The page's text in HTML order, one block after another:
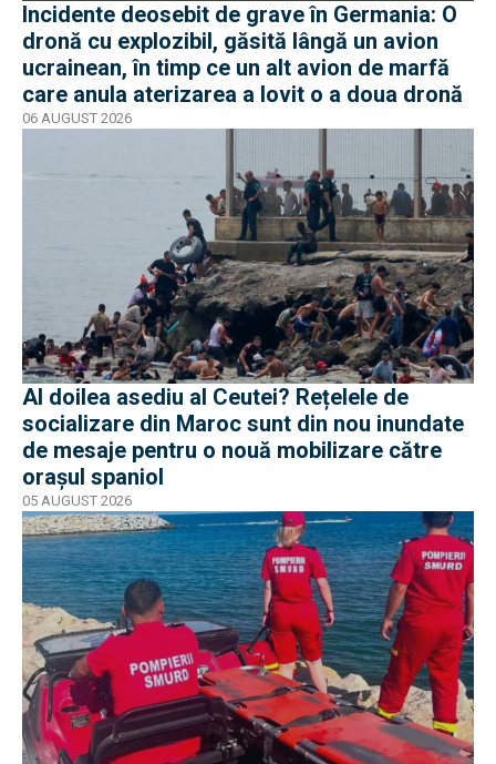
Incidente deosebit de grave în Germania: O
dronă cu explozibil, găsită lângă un avion
ucrainean, în timp ce un alt avion de marfă
care anula aterizarea a lovit o a doua dronă
06 AUGUST 2026
Al doilea asediu al Ceutei? Rețelele de
socializare din Maroc sunt din nou inundate
de mesaje pentru o nouă mobilizare către
orașul spaniol
05 AUGUST 2026